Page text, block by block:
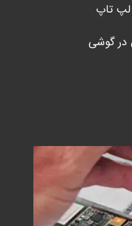
تاپ
در گوشی